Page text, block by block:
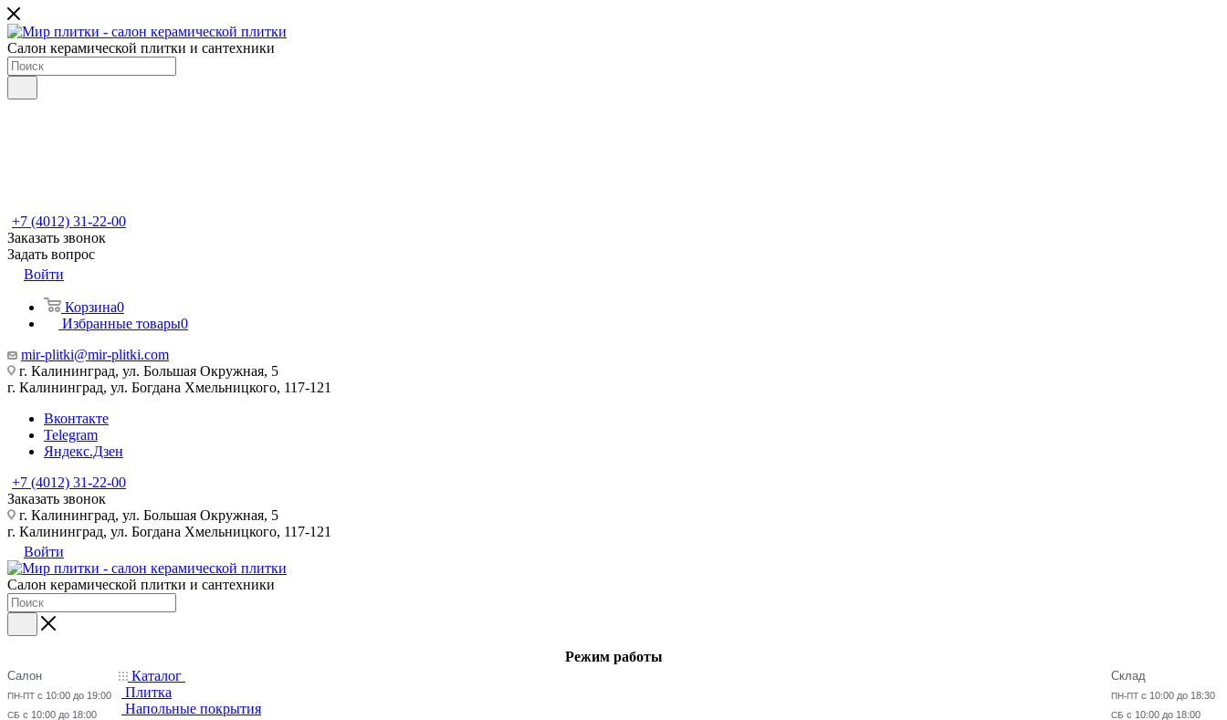
Салон керамической плитки и сантехники
+7 (4012) 31-22-00
Заказать звонок
Задать вопрос
Войти
Корзина0
Избранные товары0
mir-plitki@mir-plitki.com
г. Калининград, ул. Большая Окружная, 5
г. Калининград, ул. Богдана Хмельницкого, 117-121
Вконтакте
Telegram
Яндекс.Дзен
+7 (4012) 31-22-00
Заказать звонок
г. Калининград, ул. Большая Окружная, 5
г. Калининград, ул. Богдана Хмельницкого, 117-121
Войти
Салон керамической плитки и сантехники
Режим работы
Салон
ПН-ПТ с 10:00 до 19:00
СБ с 10:00 до 18:00
Склад
ПН-ПТ с 10:00 до 18:30
СБ с 10:00 до 18:00
Каталог
Плитка
Напольные покрытия